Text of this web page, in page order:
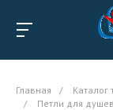
Главная / Каталог
/
Петли для